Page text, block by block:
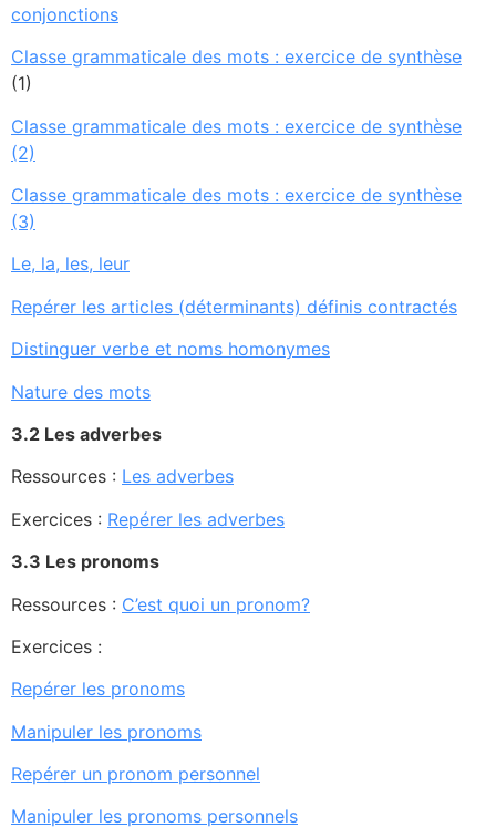
conjonctions
Classe grammaticale des mots : exercice de synthèse
(1)
Classe grammaticale des mots : exercice de synthèse
(2)
Classe grammaticale des mots : exercice de synthèse
(3)
Le, la, les, leur
Repérer les articles (déterminants) définis contractés
Distinguer verbe et noms homonymes
Nature des mots
3.2 Les adverbes
Ressources : Les adverbes
Exercices : Repérer les adverbes
3.3 Les pronoms
Ressources : C’est quoi un pronom?
Exercices :
Repérer les pronoms
Manipuler les pronoms
Repérer un pronom personnel
Manipuler les pronoms personnels